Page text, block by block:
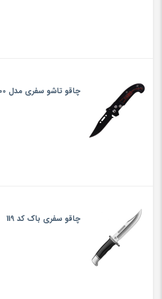
چاقو تاشو سفری مدل 1000
چاقو سفری باک کد 119